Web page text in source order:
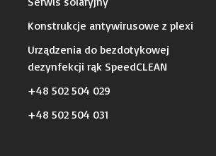
Konstrukcje antywirusowe z plexi
Urządzenia do bezdotykowej
dezynfekcji rąk SpeedCLEAN
+48 502 504 029
+48 502 504 031